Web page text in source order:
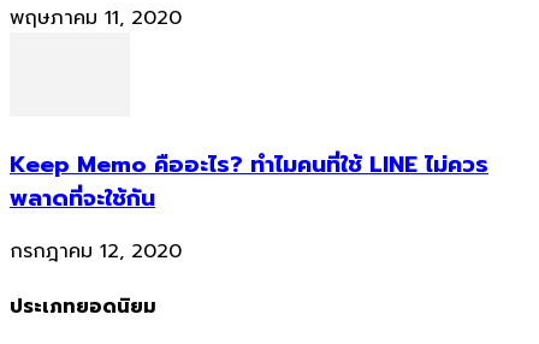
พฤษภาคม 11, 2020
Keep Memo คืออะไร? ทำไมคนที่ใช้ LINE ไม่ควร
พลาดที่จะใช้กัน
กรกฎาคม 12, 2020
ประเภทยอดนิยม